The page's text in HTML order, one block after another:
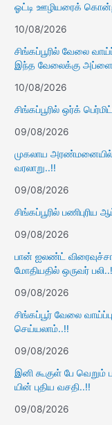
ஓட்டி ஊழியரைக்
10/08/2026
சிங்கப்பூரில் வேலை
இந்த வேலைக்கு
10/08/2026
சிங்கப்பூரில் ஒர்க்
09/08/2026
முகலாய அரண்மனையில்
வரலாறு..!!
09/08/2026
சிங்கப்பூரில்
09/08/2026
பான் ஐலண்ட்
மோதியதில் ஒருவர்
09/08/2026
சிங்கப்பூர் வேலை
செய்யலாம்..!!
09/08/2026
இனி கூகுள் பே
யின் புதிய வசதி..!!
09/08/2026